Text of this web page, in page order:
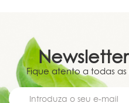
Newsletter
Fique atento a todas as